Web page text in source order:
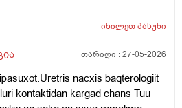
იხილეთპასუხი
თარიღი :27-05-2026
nacxis baqterologiit
kontaktidan kargad chans Tuu